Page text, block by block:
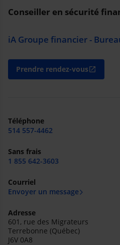
Conseiller en sécurité
iA Groupe financier -
Prendre rendez-vousopen_in_new
Téléphone
514 557-4462
Sans frais
1 855 642-3603
Courriel
Envoyer un message
Adresse
601, rue des Migrateurs
Terrebonne (Québec)
J6V 0A8